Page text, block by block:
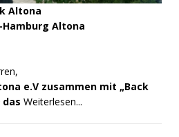
Altona
Altona
e.V zusammen mit „Back
Weiterlesen...